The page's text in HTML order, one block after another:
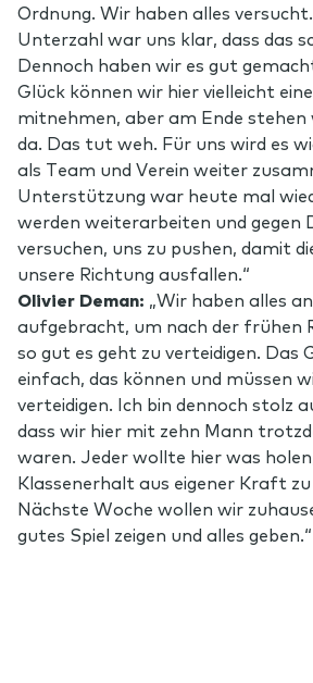
Ordnung. Wir haben alles
Unterzahl war uns klar, dass das
Dennoch haben wir es gut
Glück können wir hier vielleicht
mitnehmen, aber am Ende
da. Das tut weh. Für uns wird es
als Team und Verein weiter
Unterstützung war heute mal
werden weiterarbeiten und gegen
versuchen, uns zu pushen, damit
unsere Richtung ausfallen.“
Olivier Deman: „Wir haben alles
aufgebracht, um nach der frühen
so gut es geht zu verteidigen. Das
einfach, das können und müssen
verteidigen. Ich bin dennoch stolz
dass wir hier mit zehn Mann
waren. Jeder wollte hier was
Klassenerhalt aus eigener Kraft
Nächste Woche wollen wir
gutes Spiel zeigen und alles geben.“